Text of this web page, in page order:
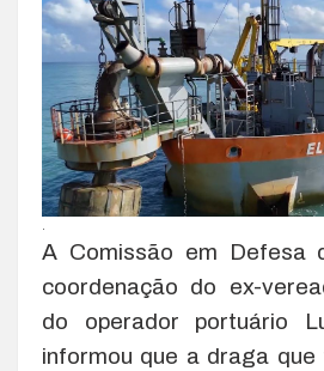
A Comissão em Defesa
coordenação do ex-
do operador portuário
informou que a draga